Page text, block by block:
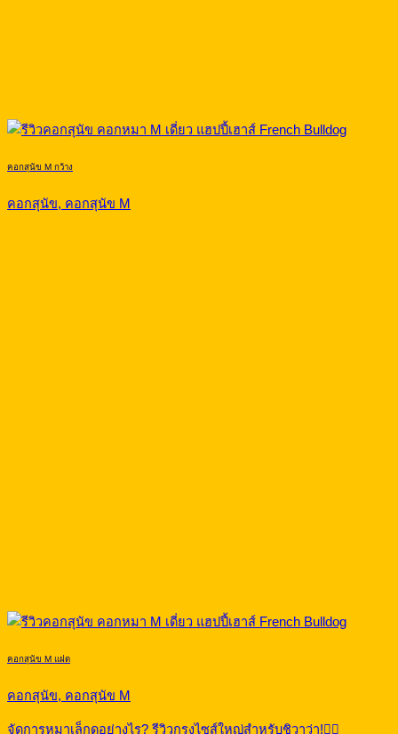
คอกสุนัข M กว้าง
คอกสุนัข, คอกสุนัข M
คอกสุนัข M แฝด
คอกสุนัข, คอกสุนัข M
จัดการหมาเล็กดุอย่างไร? รีวิวกรงไซส์ใหญ่สำหรับชิวาว่า!🐕‍🦺